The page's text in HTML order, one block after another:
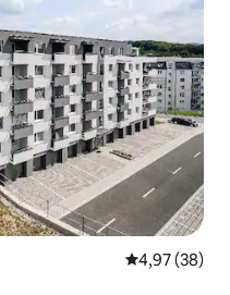
Évaluation
4,97 (38)